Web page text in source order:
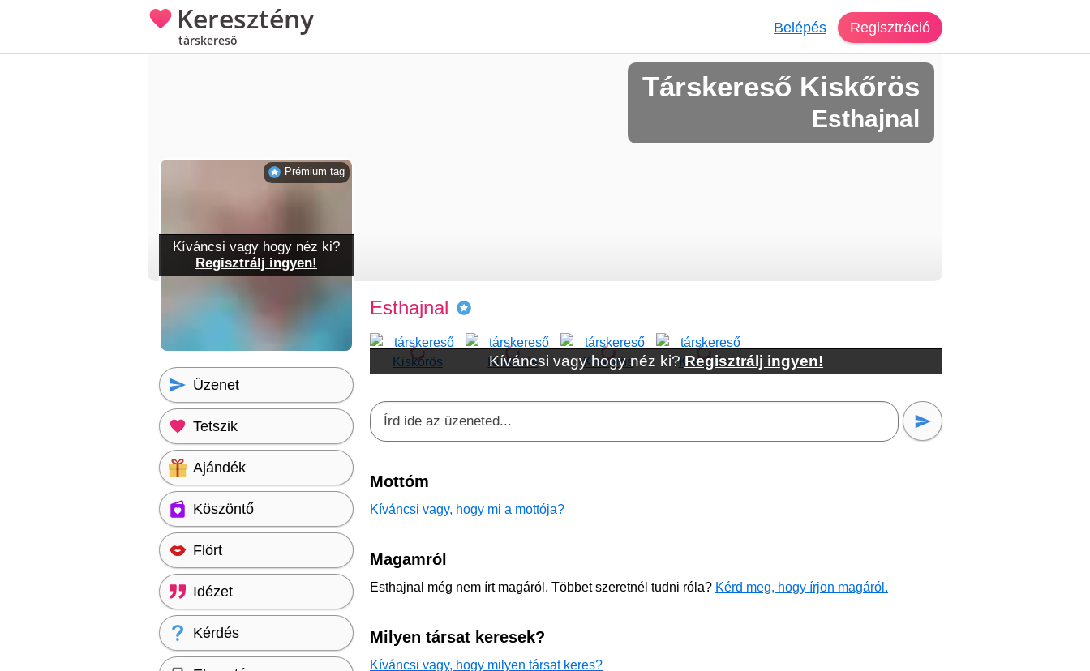
Keresztény
társkereső
Belépés Regisztráció
Társkereső Kiskőrös
Esthajnal
Esthajnal
Kíváncsi vagy hogy néz ki?Regisztrálj ingyen!
Mottóm
Kíváncsi vagy, hogy mi a mottója?
Magamról
Esthajnal még nem írt magáról. Többet szeretnél tudni róla? Kérd meg, hogy írjon magáról.
Milyen társat keresek?
Kíváncsi vagy, hogy milyen társat keres?
Kíváncsi vagy hogy néz ki?
Regisztrálj ingyen!
Prémium tag
Üzenet
Tetszik
Ajándék
Köszöntő
Flört
Idézet
Kérdés